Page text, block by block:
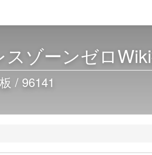
スゾーンゼロ
/ 96141